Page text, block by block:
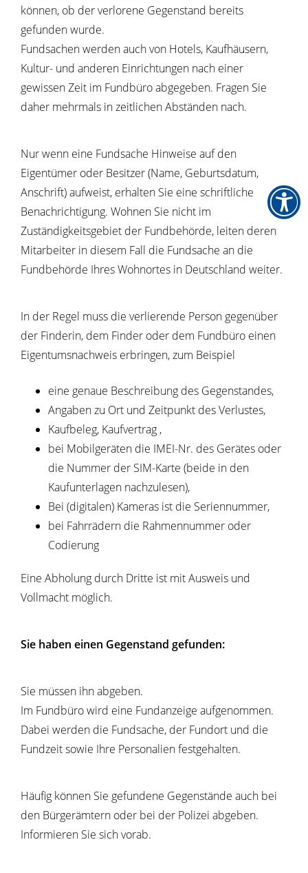
können, ob der verlorene Gegenstand bereits
gefunden wurde.
Fundsachen werden auch von Hotels, Kaufhäusern,
Kultur- und anderen Einrichtungen nach einer
gewissen Zeit im Fundbüro abgegeben. Fragen Sie
daher mehrmals in zeitlichen Abständen nach.
Nur wenn eine Fundsache Hinweise auf den
Eigentümer oder Besitzer (Name, Geburtsdatum,
Anschrift) aufweist, erhalten Sie eine schriftliche
Benachrichtigung. Wohnen Sie nicht im
Zuständigkeitsgebiet der Fundbehörde, leiten deren
Mitarbeiter in diesem Fall die Fundsache an die
Fundbehörde Ihres Wohnortes in Deutschland weiter.
In der Regel muss die verlierende Person gegenüber
der Finderin, dem Finder oder dem Fundbüro einen
Eigentumsnachweis erbringen, zum Beispiel
eine genaue Beschreibung des Gegenstandes,
Angaben zu Ort und Zeitpunkt des Verlustes,
Kaufbeleg, Kaufvertrag ,
bei Mobilgeräten die IMEI-Nr. des Gerätes oder
die Nummer der SIM-Karte (beide in den
Kaufunterlagen nachzulesen),
Bei (digitalen) Kameras ist die Seriennummer,
bei Fahrrädern die Rahmennummer oder
Codierung
Eine Abholung durch Dritte ist mit Ausweis und
Vollmacht möglich.
Sie haben einen Gegenstand gefunden:
Sie müssen ihn abgeben.
Im Fundbüro wird eine Fundanzeige aufgenommen.
Dabei werden die Fundsache, der Fundort und die
Fundzeit sowie Ihre Personalien festgehalten.
Häufig können Sie gefundene Gegenstände auch bei
den Bürgerämtern oder bei der Polizei abgeben.
Informieren Sie sich vorab.